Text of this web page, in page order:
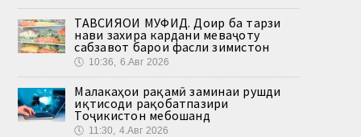
ТАВСИЯҲОИ МУФИД. Доир ба тарзи
нави захира кардани меваҷоту
сабзавот барои фасли зимистон
🕔 10:36, 6.Авг 2026
Малакаҳои рақамӣ заминаи рушди
иқтисоди рақобатпазири
Тоҷикистон мебошанд
🕔 11:30, 4.Авг 2026